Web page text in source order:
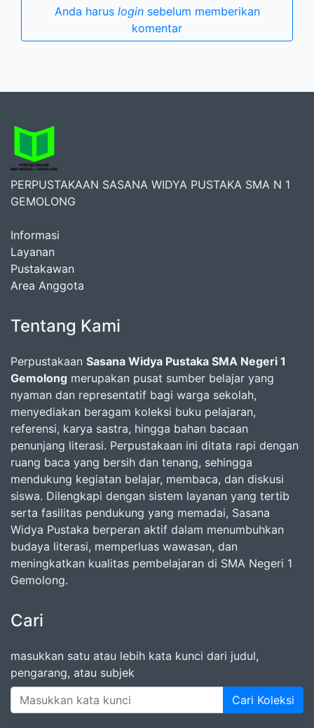
Anda harus loginsebelum memberikan
komentar
PERPUSTAKAAN SASANA WIDYA PUSTAKA SMA N 1
GEMOLONG
Informasi
Layanan
Pustakawan
Area Anggota
Tentang Kami
Perpustakaan Sasana Widya Pustaka SMA Negeri 1
Gemolong merupakan pusat sumber belajar yang
nyaman dan representatif bagi warga sekolah,
menyediakan beragam koleksi buku pelajaran,
referensi, karya sastra, hingga bahan bacaan
penunjang literasi. Perpustakaan ini ditata rapi dengan
ruang baca yang bersih dan tenang, sehingga
mendukung kegiatan belajar, membaca, dan diskusi
siswa. Dilengkapi dengan sistem layanan yang tertib
serta fasilitas pendukung yang memadai, Sasana
Widya Pustaka berperan aktif dalam menumbuhkan
budaya literasi, memperluas wawasan, dan
meningkatkan kualitas pembelajaran di SMA Negeri 1
Gemolong.
Cari
masukkan satu atau lebih kata kunci dari judul,
pengarang, atau subjek
Cari Koleksi